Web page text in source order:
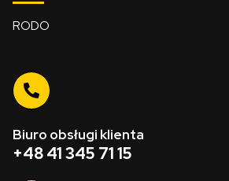
RODO
Biuro obsługi klienta
+48 41 345 71 15